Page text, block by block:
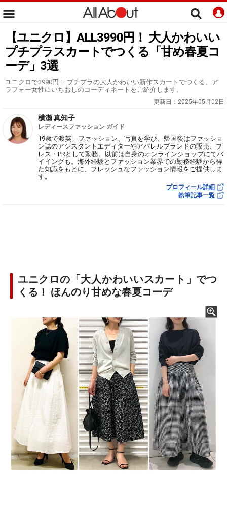
【ユニクロ】ALL3990円！ 大人かわいい
プチプラスカートでつくる「甘め春夏コ
ーデ」3選
ユニクロで3990円！ プチプラの大人かわいい新作スカートでつくる、ア
ラフォー女性にいちおしのコーディネートをご紹介します。
更新日： 2025年05月02日
横瀬 真知子
レディースファッション ガイド
19歳で渡英。ファッション、写真を学び、帰国後はファッショ
ン誌のアシスタントエディターやアパレルブランドの販売、プ
レス・PRとして勤務。以前は自身のオンラインショップにてバ
イイングも。海外経験とファッション業界での勤務経験から得
た知識をもとに、フレッシュなファッション情報をご提供しま
す。
プロフィール詳細
執筆記事一覧
ユニクロの「大人かわいいスカート」でつ
くる！ ほんのり甘めな春夏コーデ